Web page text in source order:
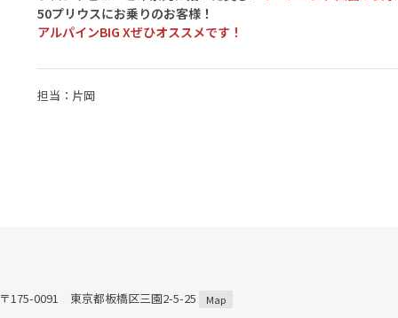
50プリウスにお乗りのお客様！
アルパインBIG Xぜひオススメです！
担当：片岡
〒175-0091 東京都板橋区三園2-5-25 Map